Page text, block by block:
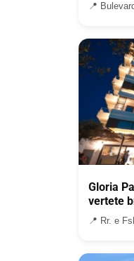
📍
Gloria
vertete
📍 Rr. e